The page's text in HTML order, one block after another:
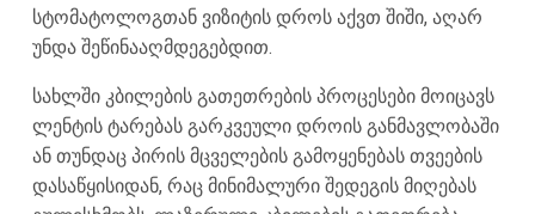
სტომატოლოგთან ვიზიტის დროს აქვთ შიში, აღარ
უნდა შეწინააღმდეგებდით.
სახლში კბილების გათეთრების პროცესები მოიცავს
ლენტის ტარებას გარკვეული დროის განმავლობაში
ან თუნდაც პირის მცველების გამოყენებას თვეების
დასაწყისიდან, რაც მინიმალური შედეგის მიღებას